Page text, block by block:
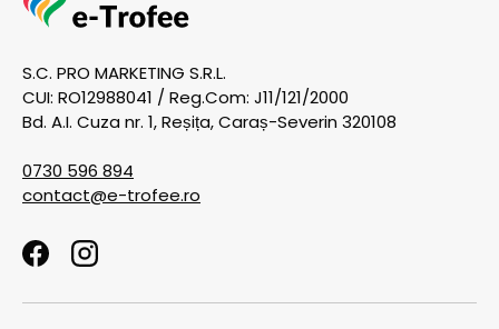
S.C. PRO MARKETING S.R.L.
CUI: RO12988041 / Reg.Com: J11/121/2000
Bd. A.I. Cuza nr. 1, Reșița, Caraș-Severin 320108
0730 596 894
contact@e-trofee.ro
FacebookInstagram